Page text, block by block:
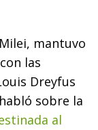
mantuvo
las
Dreyfus
sobre la
al